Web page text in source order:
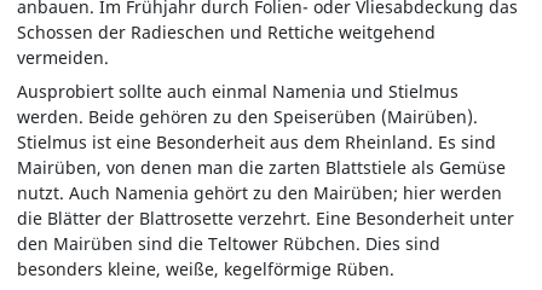
anbauen. Im Frühjahr durch Folien- oder Vliesabdeckung das
Schossen der Radieschen und Rettiche weitgehend
vermeiden.
Ausprobiert sollte auch einmal Namenia und Stielmus
werden. Beide gehören zu den Speiserüben (Mairüben).
Stielmus ist eine Besonderheit aus dem Rheinland. Es sind
Mairüben, von denen man die zarten Blattstiele als Gemüse
nutzt. Auch Namenia gehört zu den Mairüben; hier werden
die Blätter der Blattrosette verzehrt. Eine Besonderheit unter
den Mairüben sind die Teltower Rübchen. Dies sind
besonders kleine, weiße, kegelförmige Rüben.